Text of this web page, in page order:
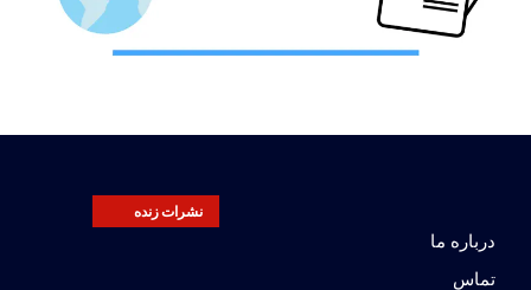
نشرات زنده
درباره ما
تماس